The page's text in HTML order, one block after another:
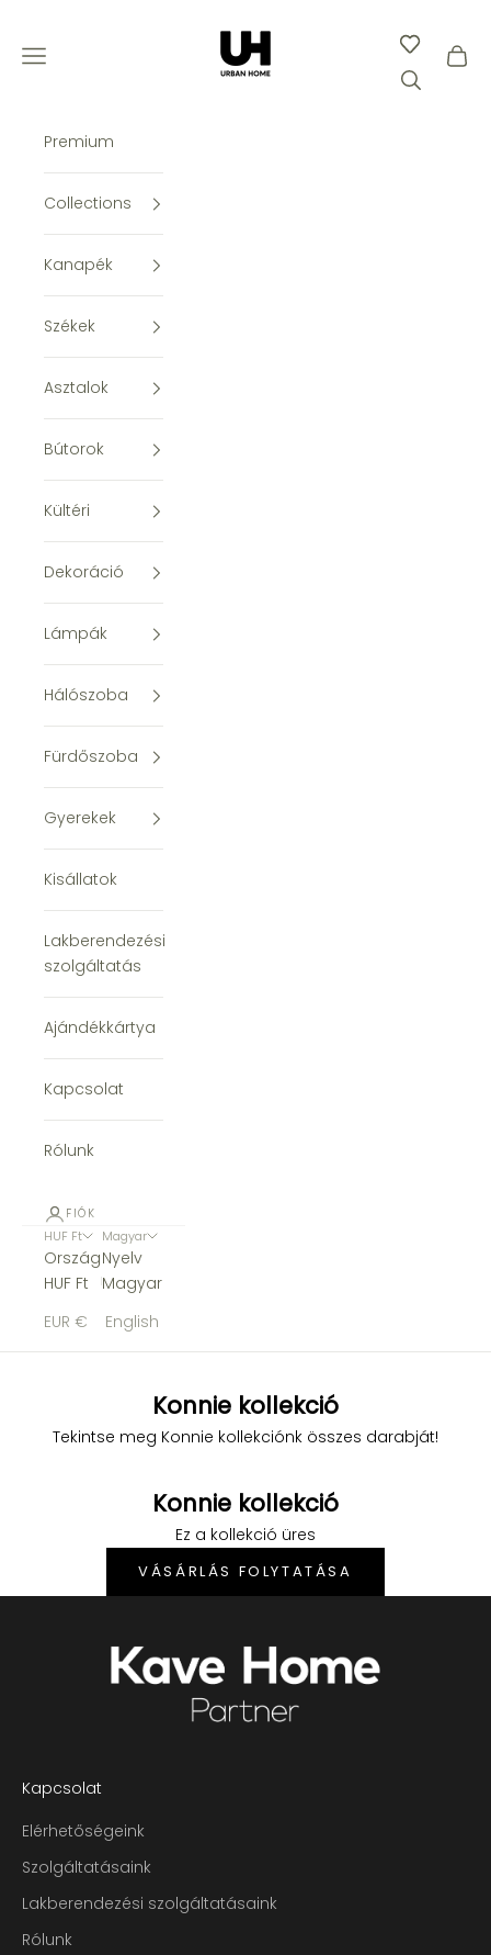
Urban Home
Menü megnyitása
Keresés
Premium
Collections
Kanapék
Székek
Asztalok
Bútorok
Kültéri
Dekoráció
Lámpák
Hálószoba
Fürdőszoba
Gyerekek
Kisállatok
Lakberendezési
szolgáltatás
Ajándékkártya
Kapcsolat
Rólunk
FIÓK
HUF Ft
Ország
HUF Ft
EUR €
Magyar
Nyelv
Magyar
English
Konnie kollekció
Tekintse meg Konnie kollekciónk összes darabját!
Konnie kollekció
Ez a kollekció üres
VÁSÁRLÁS FOLYTATÁSA
Kapcsolat
Elérhetőségeink
Szolgáltatásaink
Lakberendezési szolgáltatásaink
Rólunk
kívánságlistádhoz, és megtekinthesd a
Bejelentkezés